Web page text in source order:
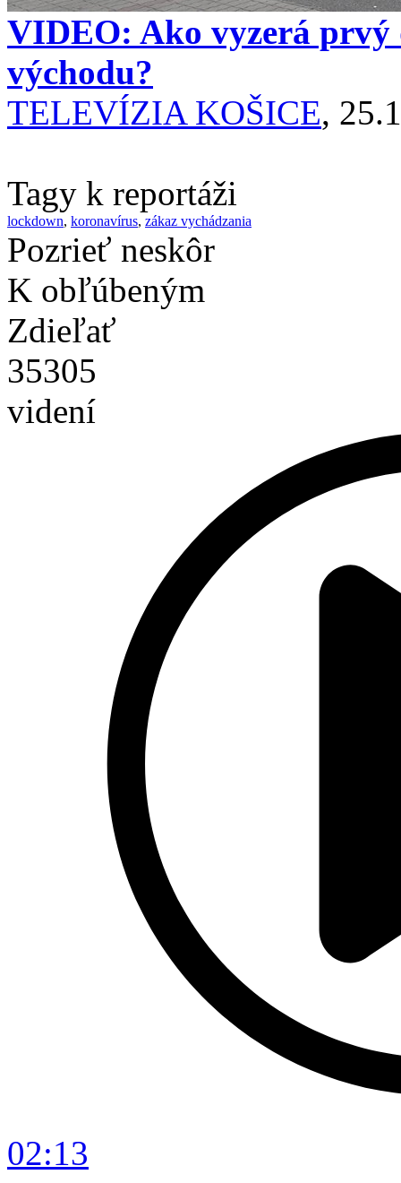
VIDEO: Ako vyzerá prvý
východu?
TELEVÍZIA KOŠICE,
Tagy k reportáži
lockdown, koronavírus, zákaz vychádzania
Pozrieť neskôr
K obľúbeným
Zdieľať
35305
videní
02:13